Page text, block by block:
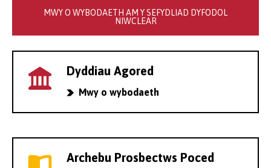
MWY O WYBODAETH AM Y SEFYDLIAD DYFODOL
NIWCLEAR
Dyddiau Agored
Mwy o wybodaeth
Archebu Prosbectws Poced